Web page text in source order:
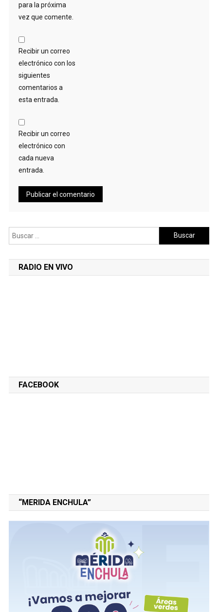
para la próxima
vez que comente.
Recibir un correo
electrónico con los
siguientes
comentarios a
esta entrada.
Recibir un correo
electrónico con
cada nueva
entrada.
Buscar:
RADIO EN VIVO
FACEBOOK
“MERIDA ENCHULA”